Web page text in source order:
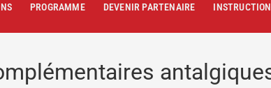
PROGRAMME DEVENIR PARTENAIRE